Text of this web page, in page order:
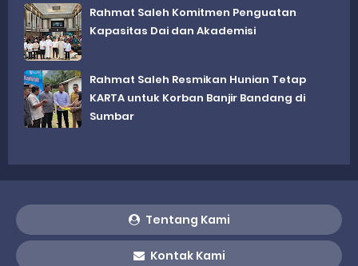
Rahmat Saleh Komitmen Penguatan
Kapasitas Dai dan Akademisi
Rahmat Saleh Resmikan Hunian Tetap
KARTA untuk Korban Banjir Bandang di
Sumbar
Tentang Kami
Kontak Kami